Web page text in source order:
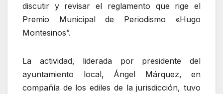
discutir y revisar el reglamento que rige el
Premio Municipal de Periodismo «Hugo
Montesinos”.
La actividad, liderada por presidente del
ayuntamiento local, Ángel Márquez, en
compañía de los ediles de la jurisdicción, tuvo